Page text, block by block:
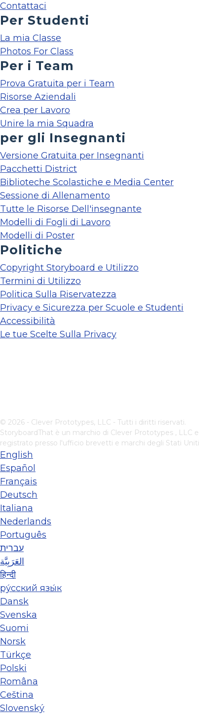
Contattaci
Per Studenti
La mia Classe
Photos For Class
Per i Team
Prova Gratuita per i Team
Risorse Aziendali
Crea per Lavoro
Unire la mia Squadra
per gli Insegnanti
Versione Gratuita per Insegnanti
Pacchetti District
Biblioteche Scolastiche e Media Center
Sessione di Allenamento
Tutte le Risorse Dell'insegnante
Modelli di Fogli di Lavoro
Modelli di Poster
Politiche
Copyright Storyboard e Utilizzo
Termini di Utilizzo
Politica Sulla Riservatezza
Privacy e Sicurezza per Scuole e Studenti
Accessibilità
Le tue Scelte Sulla Privacy
© 2026 - Clever Prototypes, LLC - Tutti i diritti riservati.
StoryboardThat è un marchio di Clever Prototypes , LLC e
registrato presso l'ufficio brevetti e marchi degli Stati Uniti
English
Español
Français
Deutsch
Italiana
Nederlands
Português
עברית
العَرَبِيَّة
हिन्दी
ру́сский язы́к
Dansk
Svenska
Suomi
Norsk
Türkçe
Polski
Româna
Ceština
Slovenský